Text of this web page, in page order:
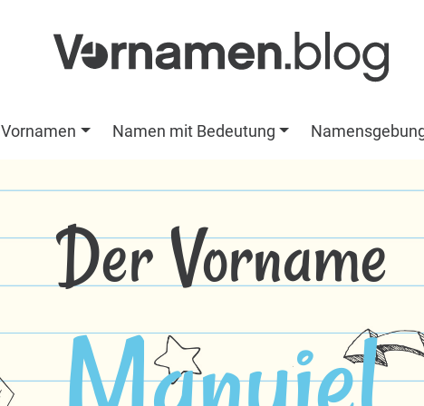
Vornamen Namen mit Bedeutung
Der Vorname